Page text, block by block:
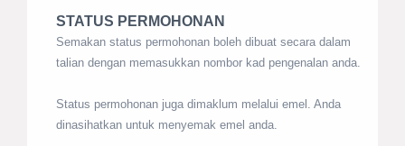
STATUS PERMOHONAN
Semakan status permohonan boleh dibuat secara dalam
talian dengan memasukkan nombor kad pengenalan anda.
Status permohonan juga dimaklum melalui emel. Anda
dinasihatkan untuk menyemak emel anda.